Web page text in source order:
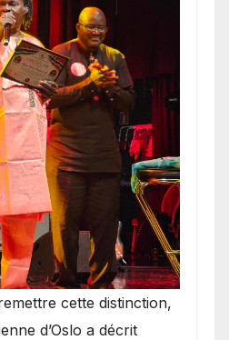
cette distinction,
d’Oslo a décrit